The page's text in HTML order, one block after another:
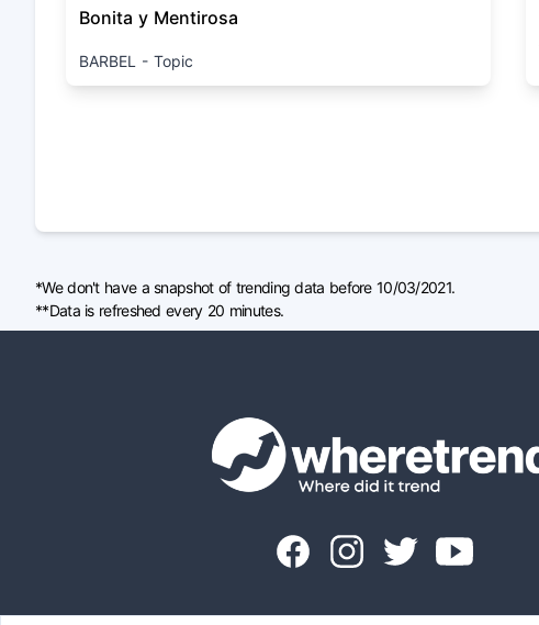
Bonita y Mentirosa
BARBEL - Topic
*We don't have a snapshot of trending data before 10/03/2021.
**Data is refreshed every 20 minutes.